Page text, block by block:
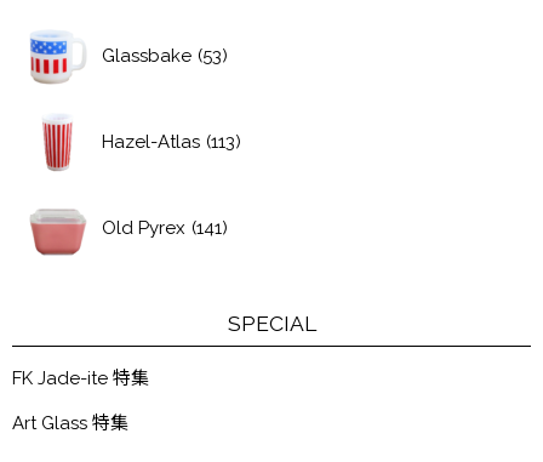
Glassbake (53)
Hazel-Atlas (113)
Old Pyrex (141)
SPECIAL
FK Jade-ite 特集
Art Glass 特集